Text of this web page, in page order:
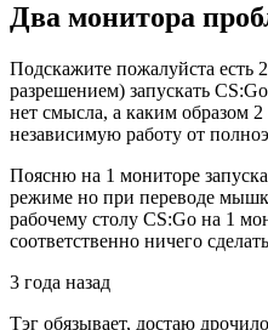
Два монитора
Подскажите пожалуйста есть
разрешением) запускать
нет смысла, а каким образом
независимую работу от
Поясню на 1 мониторе
режиме но при переводе
рабочему столу CS:Go на 1
соответственно ничего
3 года назад
Тэг обязывает, достаю дрочило